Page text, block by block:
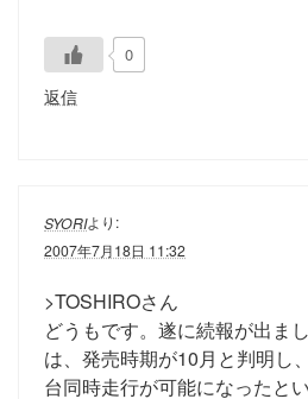
0
返信
SYORIより:
2007年7月18日 11:32
>TOSHIROさん
どうもです。遂に続報が出ま
は、発売時期が10月と判明し
台同時走行が可能になったと